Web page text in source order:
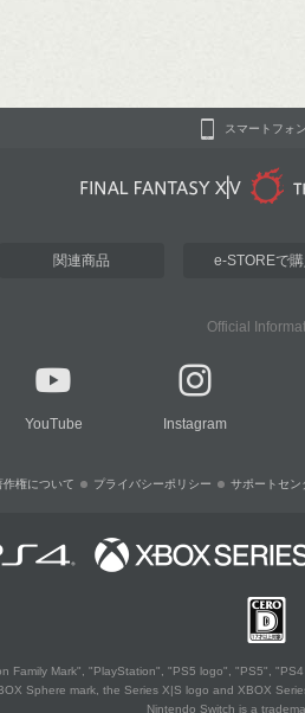
スマートフォ
関連商品 e-STOREで購
Official
YouTube Instagram
作権について プライバシーポリシー サポートセン
Family Mark", "PlayStation", "PS5 logo", "PS5",
Sphere mark, the Series X|S logo and XBOX
Nintendo Switch is a